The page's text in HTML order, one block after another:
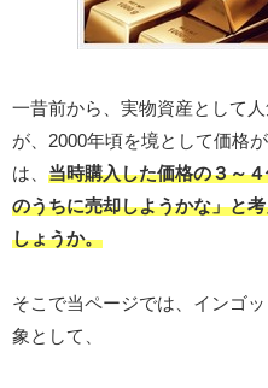
一昔前から、実物資産として
が、2000年頃を境として価格
は、 当時購入した価格の３～
のうちに売却しようかな」と
しょうか。
そこで当ページでは、インゴ
象として、